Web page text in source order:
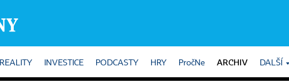
REALITY INVESTICE PODCASTY HRY PročNe ARCHIV DALŠÍ